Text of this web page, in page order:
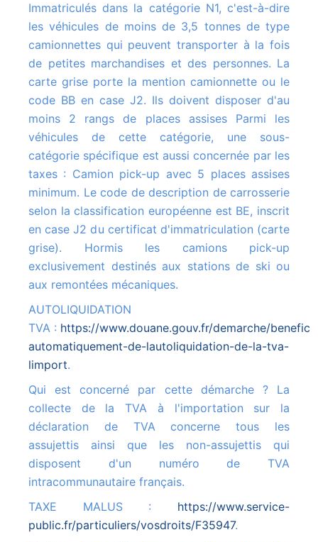
Immatriculés dans la catégorie N1, c'est-à-dire
les véhicules de moins de 3,5 tonnes de type
camionnettes qui peuvent transporter à la fois
de petites marchandises et des personnes. La
carte grise porte la mention camionnette ou le
code BB en case J2. Ils doivent disposer d'au
moins 2 rangs de places assises Parmi les
véhicules de cette catégorie, une sous-
catégorie spécifique est aussi concernée par les
taxes : Camion pick-up avec 5 places assises
minimum. Le code de description de carrosserie
selon la classification européenne est BE, inscrit
en case J2 du certificat d'immatriculation (carte
grise). Hormis les camions pick-up
exclusivement destinés aux stations de ski ou
aux remontées mécaniques.
AUTOLIQUIDATION
TVA : https://www.douane.gouv.fr/demarche/
automatiquement-de-lautoliquidation-de-la-tva-
limport.
Qui est concerné par cette démarche ? La
collecte de la TVA à l'importation sur la
déclaration de TVA concerne tous les
assujettis ainsi que les non-assujettis qui
disposent d'un numéro de TVA
intracommunautaire français.
TAXE MALUS : https://www.service-
public.fr/particuliers/vosdroits/F35947.